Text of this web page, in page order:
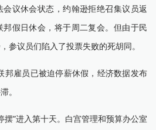
议休会状态，约翰逊拒绝召集议员返
假日休会，将于周二复会。但由于民
参议员们陷入了投票失败的死胡同。
雇员已被迫停薪休假，经济数据发布
。
”进入第十天。白宫管理和预算办公室